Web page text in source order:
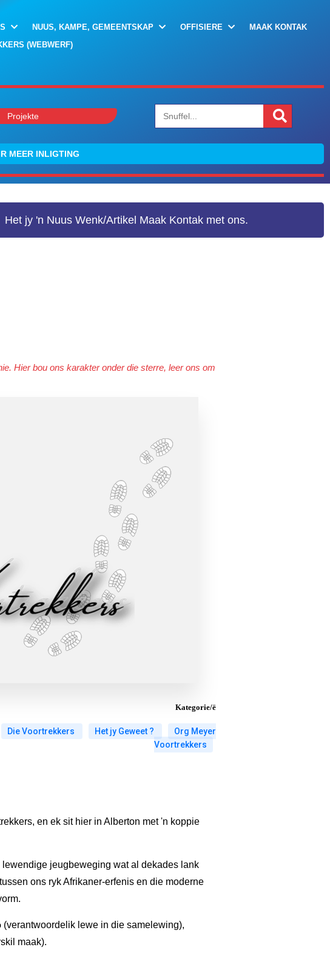
NUUS, KAMPE, GEMEENTSKAP OFFISIERE
MAAK KONTAK
(WEBWERF)
Projekte
MEER INLIGTING
Het jy 'n Nuus Wenk/Artikel Maak Kontak met ons.
Hier bou ons karakter onder die sterre, leer ons om
Kategorie/ë
Die Voortrekkers Het jy Geweet ?
Org Meyer
Voortrekkers
en ek sit hier in Alberton met 'n koppie
jeugbeweging wat al dekades lank
ons ryk Afrikaner-erfenis en die moderne
(verantwoordelik lewe in die samelewing),
maak).